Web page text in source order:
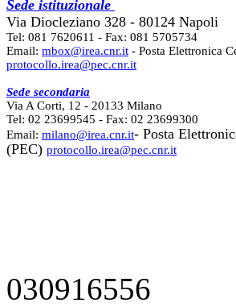
Sede istituzionale
Via Diocleziano 328 - 80124 Napoli
Tel: 081 7620611 - Fax: 081 5705734
Email: mbox@irea.cnr.it - Posta Elettronica
protocollo.irea@pec.cnr.it
Sede secondaria
Via A Corti, 12 - 20133 Milano
Tel: 02 23699545 - Fax: 02 23699300
Email: milano@irea.cnr.it- Posta
(PEC) protocollo.irea@pec.cnr.it
030916556